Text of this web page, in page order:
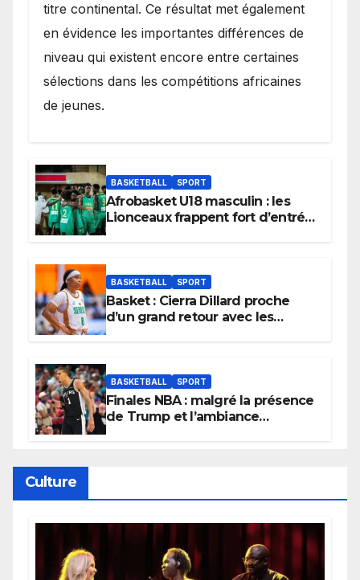
titre continental. Ce résultat met également
en évidence les importantes différences de
niveau qui existent encore entre certaines
sélections dans les compétitions africaines
de jeunes.
BASKETBALL SPORT
Afrobasket U18 masculin : les
Lionceaux frappent fort d’entrée
BASKETBALL SPORT
Basket : Cierra Dillard proche
d’un grand retour avec les
BASKETBALL SPORT
Finales NBA : malgré la présence
de Trump et l’ambiance
Culture